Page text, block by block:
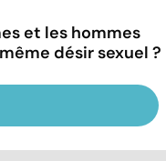
et les hommes
désir sexuel ?